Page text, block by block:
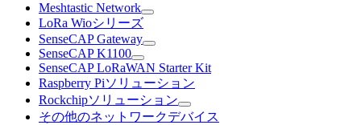
Meshtastic Network
LoRa Wioシリーズ
SenseCAP Gateway
SenseCAP K1100
SenseCAP LoRaWAN Starter Kit
Raspberry Piソリューション
Rockchipソリューション
その他のネットワークデバイス